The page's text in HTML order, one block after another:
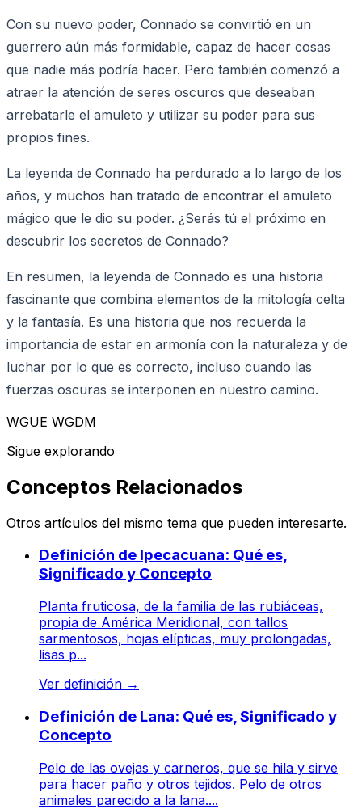
Con su nuevo poder, Connado se convirtió en un
guerrero aún más formidable, capaz de hacer cosas
que nadie más podría hacer. Pero también comenzó a
atraer la atención de seres oscuros que deseaban
arrebatarle el amuleto y utilizar su poder para sus
propios fines.
La leyenda de Connado ha perdurado a lo largo de los
años, y muchos han tratado de encontrar el amuleto
mágico que le dio su poder. ¿Serás tú el próximo en
descubrir los secretos de Connado?
En resumen, la leyenda de Connado es una historia
fascinante que combina elementos de la mitología celta
y la fantasía. Es una historia que nos recuerda la
importancia de estar en armonía con la naturaleza y de
luchar por lo que es correcto, incluso cuando las
fuerzas oscuras se interponen en nuestro camino.
WGUE WGDM
Sigue explorando
Conceptos Relacionados
Otros artículos del mismo tema que pueden interesarte.
Definición de Ipecacuana: Qué es,
Significado y Concepto
Planta fruticosa, de la familia de las rubiáceas,
propia de América Meridional, con tallos
sarmentosos, hojas elípticas, muy prolongadas,
lisas p...
Ver definición →
Definición de Lana: Qué es, Significado y
Concepto
Pelo de las ovejas y carneros, que se hila y sirve
para hacer paño y otros tejidos. Pelo de otros
animales parecido a la lana....